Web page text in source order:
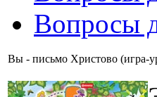
Вопросы
Вы - письмо Христово (игра-